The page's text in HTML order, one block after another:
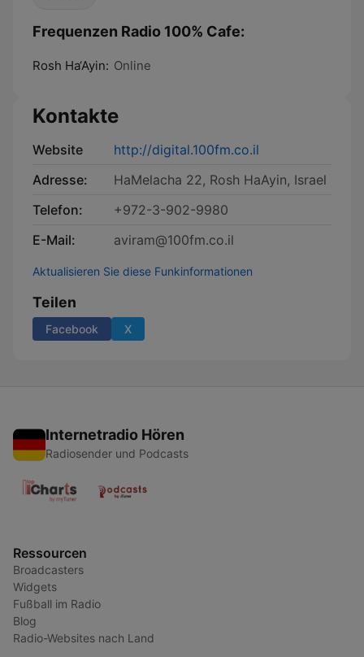
Frequenzen Radio 100% Cafe:
Rosh Ha‘Ayin: Online
Kontakte
Website
http://digital.100fm.co.il
Adresse:
HaMelacha 22, Rosh HaAyin, Israel
Telefon:
+972-3-902-9980
E-Mail:
aviram@100fm.co.il
Aktualisieren Sie diese Funkinformationen
Teilen
Facebook X
Internetradio Hören
Radiosender und Podcasts
Ressourcen
Broadcasters
Widgets
Fußball im Radio
Blog
Radio-Websites nach Land